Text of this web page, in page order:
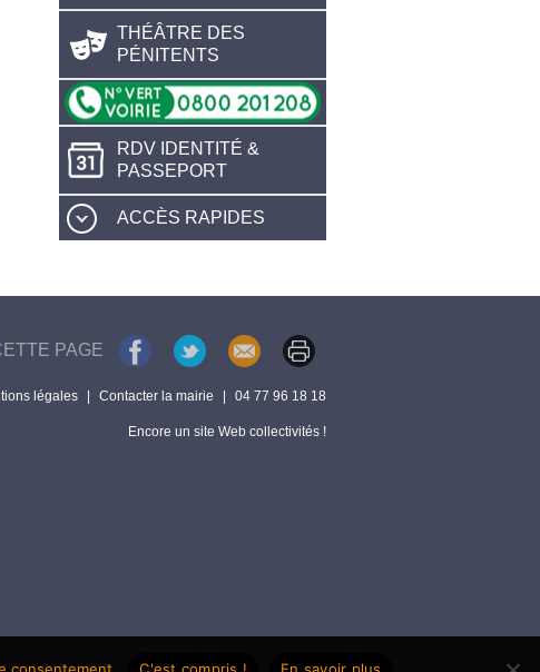
THÉÂTRE DES
PÉNITENTS
RDV IDENTITÉ &
PASSEPORT
ACCÈS RAPIDES
PAGE
légales Contacter la mairie 04 77 96 18 18
Encore un site Web collectivités !